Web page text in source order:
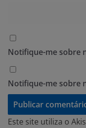
Notifique-me sobre
Notifique-me sobre
Este site utiliza o